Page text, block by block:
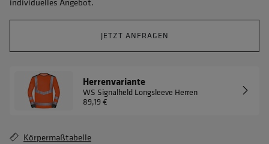
JETZT ANFRAGEN
Herrenvariante
WS Signalheld Longsleeve Herren
89,19 €
Körpermaßtabelle